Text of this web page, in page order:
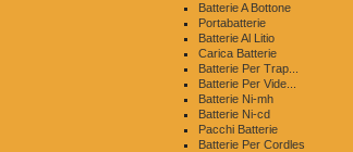
Batterie A Bottone
Portabatterie
Batterie Al Litio
Carica Batterie
Batterie Per Trap...
Batterie Per Vide...
Batterie Ni-mh
Batterie Ni-cd
Pacchi Batterie
Batterie Per Cordles